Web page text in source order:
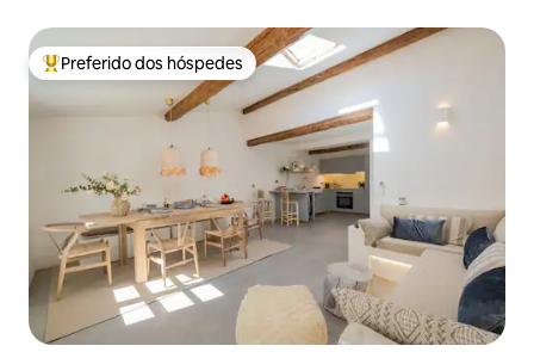
Entre os melhores preferidos dos hóspedes
Preferido dos hóspedes